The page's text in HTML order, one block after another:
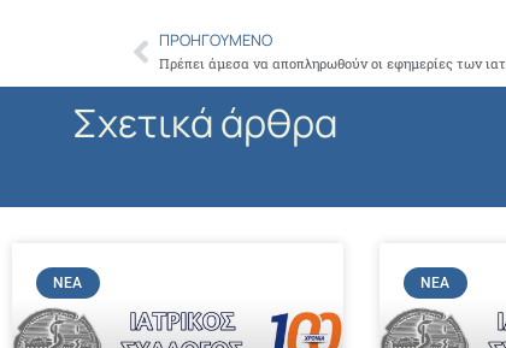
Prev
ΠΡΟΗΓΟΎΜΕΝΟ
Σχετικά άρθρα
ΝΈΑ ΝΈΑ